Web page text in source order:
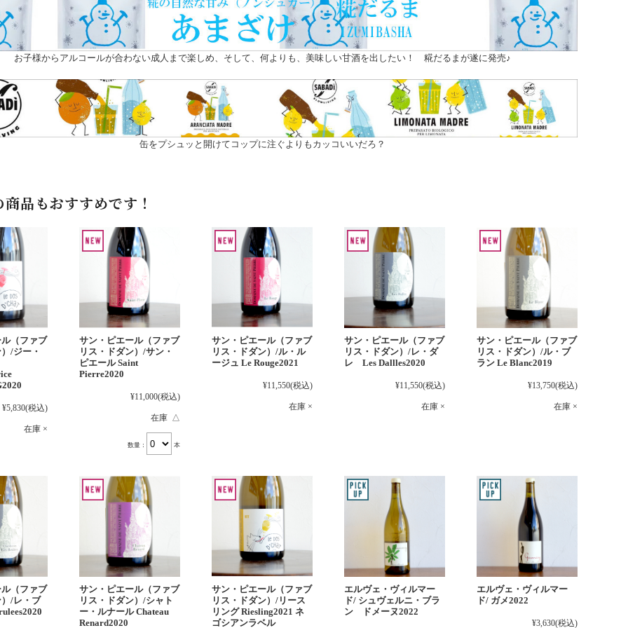
お子様からアルコールが合わない成人まで楽しめ、そして、何よりも、美味しい甘酒を出したい！ 糀だるまが遂に発売♪
缶をプシュッと開けてコップに注ぐよりもカッコいいだろ？
品もおすすめです！
（ファブ
/ジー・
¥5,830(税込)
在庫 ×
サン・ピエール（ファブ
リス・ドダン）/サン・
ピエール Saint
Pierre2020
¥11,000(税込)
在庫 △
数量： 本
サン・ピエール（ファブ
リス・ドダン）/ル・ル
ージュ Le Rouge2021
¥11,550(税込)
在庫 ×
サン・ピエール（ファブ
リス・ドダン）/レ・ダ
レ Les Dallles2020
¥11,550(税込)
在庫 ×
サン・ピエール（ファブ
リス・ドダン）/ル・ブ
ラン Le Blanc2019
¥13,750(税込)
在庫 ×
（ファブ
/レ・ブ
サン・ピエール（ファブ
リス・ドダン）/シャト
ー・ルナール Chateau
Renard2020
サン・ピエール（ファブ
リス・ドダン）/リース
リング Riesling2021 ネ
ゴシアンラベル
エルヴェ・ヴィルマー
ド/ シュヴェルニ・ブラ
ン ドメーヌ2022
エルヴェ・ヴィルマー
ド/ ガメ2022
¥3,630(税込)